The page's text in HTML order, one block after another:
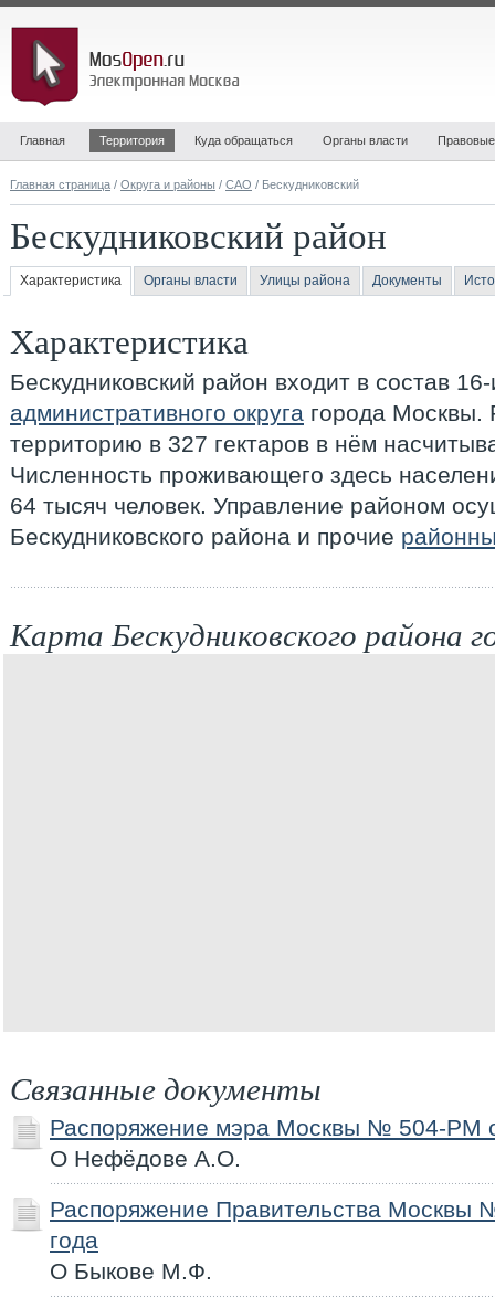
Главная Территория Куда обращаться Органы власти
Главная страница / Округа и районы / САО / Бескудниковский
Бескудниковский район
Характеристика Органы власти Улицы района Документы
Характеристика
Бескудниковский район входит в состав
административного округа города Москвы.
территорию в 327 гектаров в нём
Численность проживающего здесь
64 тысяч человек. Управление районом
Бескудниковского района и прочие
Карта Бескудниковского района
Связанные документы
Распоряжение мэра Москвы № 504-РМ
О Нефёдове А.О.
Распоряжение Правительства Москвы
года
О Быкове М.Ф.